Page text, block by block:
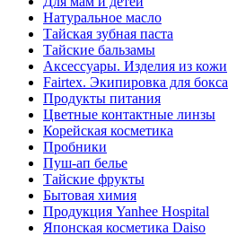
Натуральное масло
Тайская зубная паста
Тайские бальзамы
Аксессуары. Изделия из кожи
Fairtex. Экипировка для бокса
Продукты питания
Цветные контактные линзы
Корейская косметика
Пробники
Пуш-ап белье
Тайские фрукты
Бытовая химия
Продукция Yanhee Hospital
Японская косметика Daiso